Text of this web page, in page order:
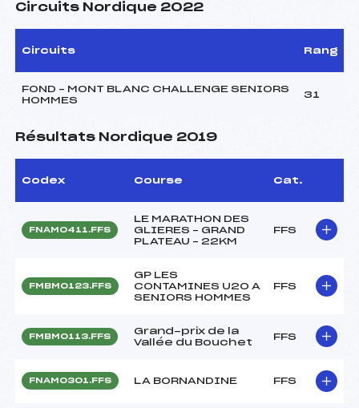
Circuits Nordique 2022
Circuits Rang
FOND – MONT BLANC CHALLENGE SENIORS
HOMMES
31
Résultats Nordique 2019
Codex Course Cat.
FNAM0411.FFS
LE MARATHON DES
GLIERES – GRAND
PLATEAU – 22KM
FFS
FMBM0123.FFS
GP LES
CONTAMINES U20 A
SENIORS HOMMES
FFS
FMBM0113.FFS
Grand-prix de la
Vallée du Bouchet
FFS
FNAM0301.FFS LA BORNANDINE FFS